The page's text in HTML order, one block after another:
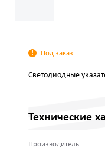
Под заказ
Светодиодные
Технические
Производитель